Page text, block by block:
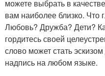
можете выбрать в
вам наиболее близко. Что
Любовь? Дружба? Дети?
гордитесь своей
слово может стать
надпись на любом языке.